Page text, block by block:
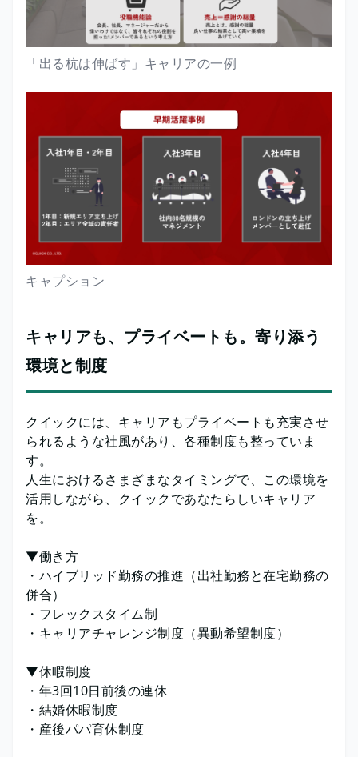
「出る杭は伸ばす」キャリアの一例
キャプション
キャリアも、プライベートも。寄り添う
環境と制度
クイックには、キャリアもプライベートも充実させ
られるような社風があり、各種制度も整っていま
す。
人生におけるさまざまなタイミングで、この環境を
活用しながら、クイックであなたらしいキャリア
を。
▼働き方
・ハイブリッド勤務の推進（出社勤務と在宅勤務の
併合）
・フレックスタイム制
・キャリアチャレンジ制度（異動希望制度）
▼休暇制度
・年3回10日前後の連休
・結婚休暇制度
・産後パパ育休制度